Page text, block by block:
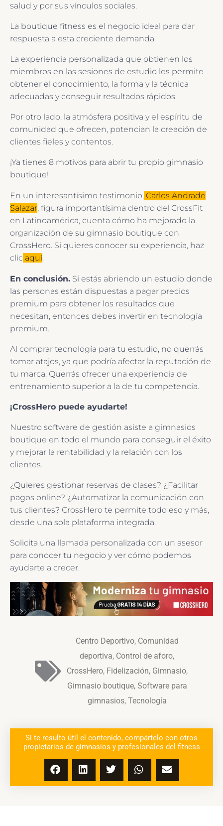
salud y por sus vínculos sociales.
La boutique fitness es el negocio ideal para dar
respuesta a esta creciente demanda.
La experiencia personalizada que obtienen los
miembros en las sesiones de estudio les permite
obtener el conocimiento, la forma y la técnica
adecuadas y conseguir resultados rápidos.
Por otro lado, la atmósfera positiva y el espíritu de
comunidad que ofrecen, potencian la creación de
clientes fieles y contentos.
¡Ya tienes 8 motivos para abrir tu propio gimnasio
boutique!
En un interesantísimo testimonio, Carlos Andrade
Salazar, figura importantísima dentro del CrossFit
en Latinoamérica, cuenta cómo ha mejorado la
organización de su gimnasio boutique con
CrossHero. Si quieres conocer su experiencia, haz
clic aquí.
En conclusión. Si estás abriendo un estudio donde
las personas están dispuestas a pagar precios
premium para obtener los resultados que
necesitan, entonces debes invertir en tecnología
premium.
Al comprar tecnología para tu estudio, no querrás
tomar atajos, ya que podría afectar la reputación de
tu marca. Querrás ofrecer una experiencia de
entrenamiento superior a la de tu competencia.
¡CrossHero puede ayudarte!
Nuestro software de gestión asiste a gimnasios
boutique en todo el mundo para conseguir el éxito
y mejorar la rentabilidad y la relación con los
clientes.
¿Quieres gestionar reservas de clases? ¿Facilitar
pagos online? ¿Automatizar la comunicación con
tus clientes? CrossHero te permite todo eso y más,
desde una sola plataforma integrada.
Solicita una llamada personalizada con un asesor
para conocer tu negocio y ver cómo podemos
ayudarte a crecer.
Centro Deportivo, Comunidad
deportiva, Control de aforo,
CrossHero, Fidelización, Gimnasio,
Gimnasio boutique, Software para
gimnasios, Tecnología
Si te resulto útil el contenido, compártelo con otros
propietarios de gimnasios y profesionales del fitness